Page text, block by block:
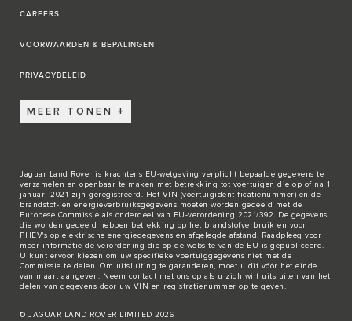
CAREERS
VOORWAARDEN & BEPALINGEN
PRIVACYBELEID
MEER TONEN
Jaguar Land Rover is krachtens EU-wetgeving verplicht bepaalde gegevens te
verzamelen en openbaar te maken met betrekking tot voertuigen die op of na 1
januari 2021 zijn geregistreerd. Het VIN (voertuigidentificatienummer) en de
brandstof- en energieverbruiksgegevens moeten worden gedeeld met de
Europese Commissie als onderdeel van EU-verordening 2021/392. De gegevens
die worden gedeeld hebben betrekking op het brandstofverbruik en voor
PHEV's op elektrische energiegegevens en afgelegde afstand. Raadpleeg voor
meer informatie de verordening die op de website van de EU is gepubliceerd.
U kunt ervoor kiezen om uw specifieke voertuiggegevens niet met de
Commissie te delen. Om uitsluiting te garanderen, moet u dit vóór het einde
van maart aangeven. Neem contact met ons op als u zich wilt uitsluiten van het
delen van gegevens door uw VIN en registratienummer op te geven.
© JAGUAR LAND ROVER LIMITED 2026